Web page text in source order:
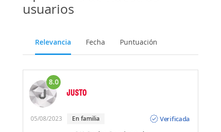
usuarios
Relevancia Fecha Puntuación
8.0
JUSTO
05/08/2023 En familia
Verificada